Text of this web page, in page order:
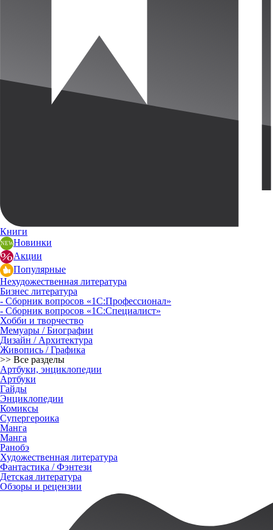
Книги
Новинки
Акции
Популярные
Нехудожественная литература
Бизнес литература
- Сборник вопросов «1С:Профессионал»
- Сборник вопросов «1С:Специалист»
Хобби и творчество
Мемуары / Биографии
Дизайн / Архитектура
Живопись / Графика
>> Все разделы
Артбуки, энциклопедии
Артбуки
Гайды
Энциклопедии
Комиксы
Супергероика
Манга
Манга
Ранобэ
Художественная литература
Фантастика / Фэнтези
Детская литература
Обзоры и рецензии